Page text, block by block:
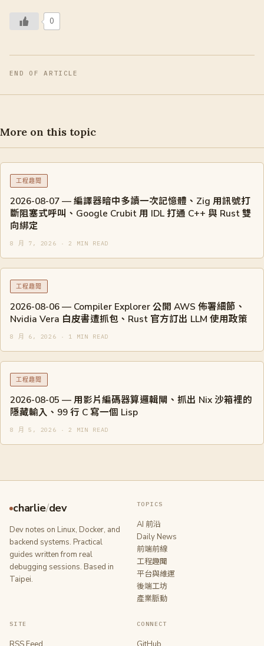
0
END OF ARTICLE
More on this topic
工程趣聞
2026-08-07 — 編譯器暗中多讀一次記憶體、Zig 用訊號打
斷阻塞式呼叫、Google Crubit 用 IDL 打通 C++ 與 Rust 雙
向綁定
8 月 7, 2026 · 2 MIN READ
工程趣聞
2026-08-06 — Compiler Explorer 公開 AWS 佈署細節、
Nvidia Vera 白皮書遭抓包、Rust 官方訂出 LLM 使用政策
8 月 6, 2026 · 1 MIN READ
工程趣聞
2026-08-05 — 用影片編碼器算邏輯閘、抓出 Nix 沙箱裡的
隱藏輸入、99 行 C 寫一個 Lisp
8 月 5, 2026 · 2 MIN READ
charlie/dev
Dev notes on Linux, Docker, and
backend systems. Practical
guides written from real
debugging sessions. Based in
Taipei.
TOPICS
AI 前沿
Daily News
前端前線
工程趣聞
平台與維運
後端工坊
產業脈動
SITE CONNECT